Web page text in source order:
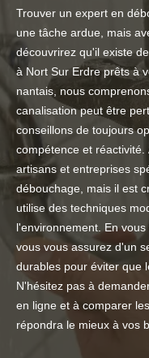
Trouver un expert en
une tâche ardue, mais
découvrirez qu'il existe
à Nort Sur Erdre prêts à
nantais, nous
canalisation peut être
conseillons de toujours
compétence et
artisans et entreprises
débouchage, mais il est
utilise des techniques
l'environnement. En
vous vous assurez d'un
durables pour éviter que
N'hésitez pas à
en ligne et à comparer
répondra le mieux à vos